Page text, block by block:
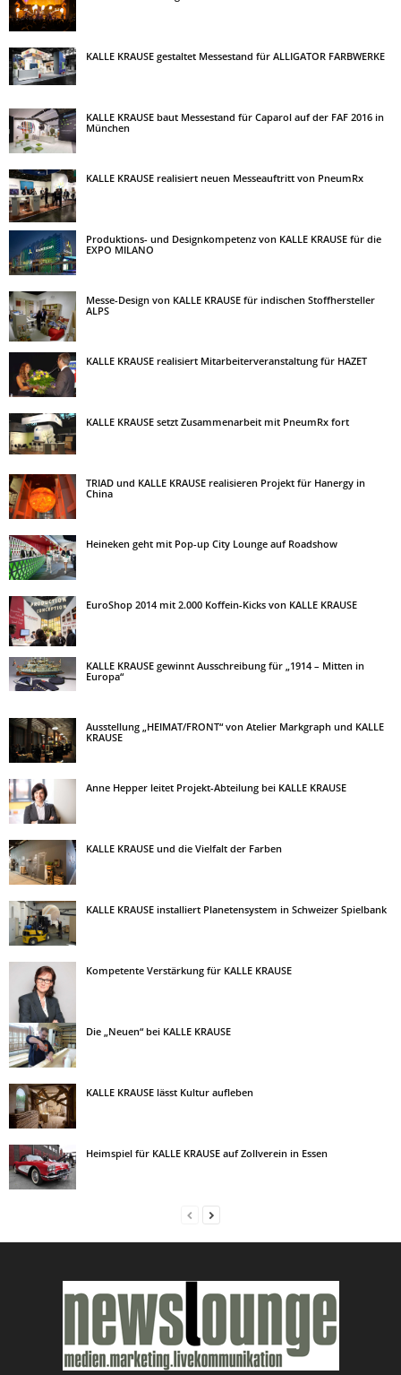
KALLE KRAUSE gestaltet Messestand für ALLIGATOR FARBWERKE
KALLE KRAUSE baut Messestand für Caparol auf der FAF 2016 in
München
KALLE KRAUSE realisiert neuen Messeauftritt von PneumRx
Produktions- und Designkompetenz von KALLE KRAUSE für die
EXPO MILANO
Messe-Design von KALLE KRAUSE für indischen Stoffhersteller
ALPS
KALLE KRAUSE realisiert Mitarbeiterveranstaltung für HAZET
KALLE KRAUSE setzt Zusammenarbeit mit PneumRx fort
TRIAD und KALLE KRAUSE realisieren Projekt für Hanergy in
China
Heineken geht mit Pop-up City Lounge auf Roadshow
EuroShop 2014 mit 2.000 Koffein-Kicks von KALLE KRAUSE
KALLE KRAUSE gewinnt Ausschreibung für „1914 – Mitten in
Europa“
Ausstellung „HEIMAT/FRONT“ von Atelier Markgraph und KALLE
KRAUSE
Anne Hepper leitet Projekt-Abteilung bei KALLE KRAUSE
KALLE KRAUSE und die Vielfalt der Farben
KALLE KRAUSE installiert Planetensystem in Schweizer Spielbank
Kompetente Verstärkung für KALLE KRAUSE
Die „Neuen“ bei KALLE KRAUSE
KALLE KRAUSE lässt Kultur aufleben
Heimspiel für KALLE KRAUSE auf Zollverein in Essen